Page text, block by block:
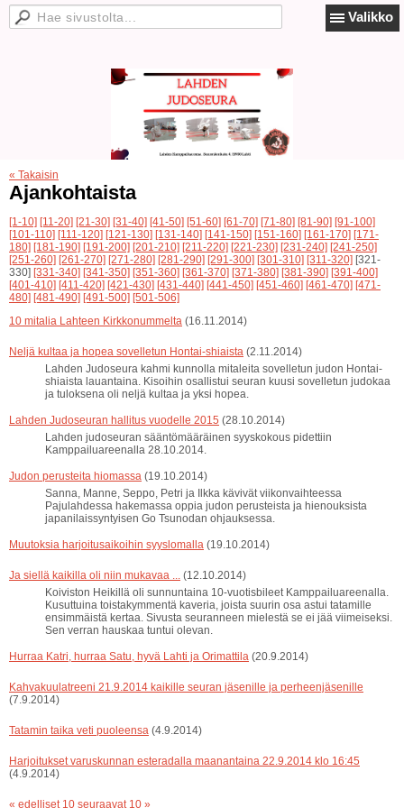
Valikko
« Takaisin
Ajankohtaista
[1-10] [11-20] [21-30] [31-40] [41-50] [51-60] [61-70] [71-80] [81-90] [91-100]
[101-110] [111-120] [121-130] [131-140] [141-150] [151-160] [161-170] [171-
180] [181-190] [191-200] [201-210] [211-220] [221-230] [231-240] [241-250]
[251-260] [261-270] [271-280] [281-290] [291-300] [301-310] [311-320] [321-
330] [331-340] [341-350] [351-360] [361-370] [371-380] [381-390] [391-400]
[401-410] [411-420] [421-430] [431-440] [441-450] [451-460] [461-470] [471-
480] [481-490] [491-500] [501-506]
10 mitalia Lahteen Kirkkonummelta (16.11.2014)
Neljä kultaa ja hopea sovelletun Hontai-shiaista (2.11.2014)
Lahden Judoseura kahmi kunnolla mitaleita sovelletun judon Hontai-
shiaista lauantaina. Kisoihin osallistui seuran kuusi sovelletun judokaa
ja tuloksena oli neljä kultaa ja yksi hopea.
Lahden Judoseuran hallitus vuodelle 2015 (28.10.2014)
Lahden judoseuran sääntömääräinen syyskokous pidettiin
Kamppailuareenalla 28.10.2014.
Judon perusteita hiomassa (19.10.2014)
Sanna, Manne, Seppo, Petri ja Ilkka kävivät viikonvaihteessa
Pajulahdessa hakemassa oppia judon perusteista ja hienouksista
japanilaissyntyisen Go Tsunodan ohjauksessa.
Muutoksia harjoitusaikoihin syyslomalla (19.10.2014)
Ja siellä kaikilla oli niin mukavaa ... (12.10.2014)
Koiviston Heikillä oli sunnuntaina 10-vuotisbileet Kamppailuareenalla.
Kusuttuina toistakymmentä kaveria, joista suurin osa astui tatamille
ensimmäistä kertaa. Sivusta seuranneen mielestä se ei jää viimeiseksi.
Sen verran hauskaa tuntui olevan.
Hurraa Katri, hurraa Satu, hyvä Lahti ja Orimattila (20.9.2014)
Kahvakuulatreeni 21.9.2014 kaikille seuran jäsenille ja perheenjäsenille
(7.9.2014)
Tatamin taika veti puoleensa (4.9.2014)
Harjoitukset varuskunnan esteradalla maanantaina 22.9.2014 klo 16:45
(4.9.2014)
« edelliset 10 seuraavat 10 »